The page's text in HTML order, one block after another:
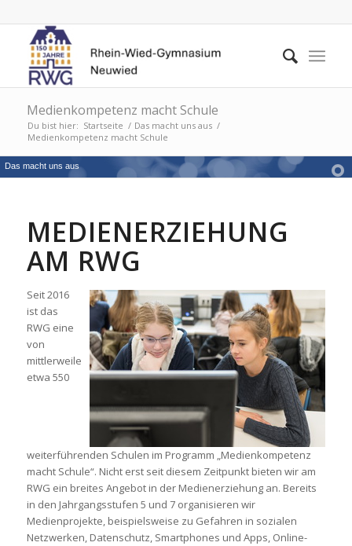
Medienkompetenz macht Schule
Du bist hier: Startseite / Das macht uns aus /
Medienkompetenz macht Schule
Das macht uns aus
MEDIENERZIEHUNG
AM RWG
Seit 2016
ist das
RWG eine
von
mittlerweile
etwa 550
weiterführenden Schulen im Programm „Medienkompetenz
macht Schule“. Nicht erst seit diesem Zeitpunkt bieten wir am
RWG ein breites Angebot in der Medienerziehung an. Bereits
in den Jahrgangsstufen 5 und 7 organisieren wir
Medienprojekte, beispielsweise zu Gefahren in sozialen
Netzwerken, Datenschutz, Smartphones und Apps, Online-